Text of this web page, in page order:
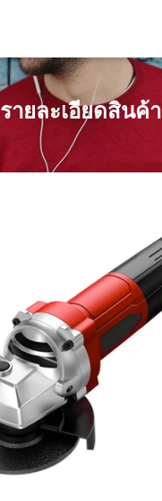
รายละเอียดสินค้า